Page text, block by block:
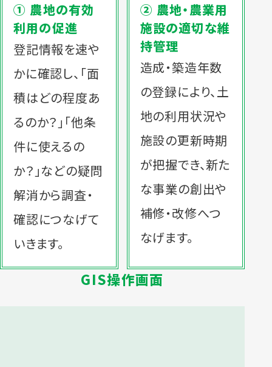
① 農地の有効
利用の促進
登記情報を速や
かに確認し、「面
積はどの程度あ
るのか？」「他条
件に使えるの
か？」などの疑問
解消から調査・
確認につなげて
いきます。
② 農地・農業用
施設の適切な維
持管理
造成・築造年数
の登録により、土
地の利用状況や
施設の更新時期
が把握でき、新た
な事業の創出や
補修・改修へつ
なげます。
GIS操作画面